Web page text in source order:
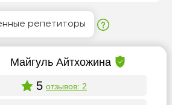
репетиторы
Майгуль Айтхожина
5 отзывов: 2